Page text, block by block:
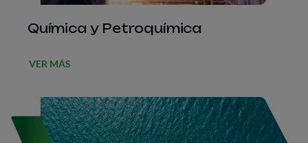
Química y Petroquímica
VER MÁS